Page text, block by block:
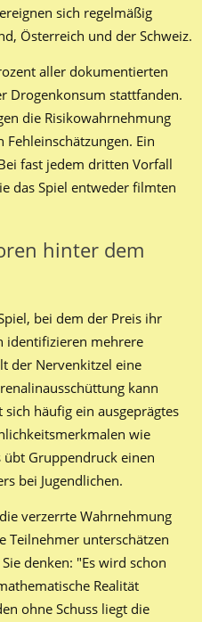
sich regelmäßig
Österreich und der Schweiz.
aller dokumentierten
Drogenkonsum stattfanden.
die Risikowahrnehmung
Ein
fast jedem dritten Vorfall
das Spiel entweder filmten
hinter dem
bei dem der Preis ihr
identifizieren mehrere
der Nervenkitzel eine
kann
häufig ein ausgeprägtes
wie
Gruppendruck einen
bei Jugendlichen.
verzerrte Wahrnehmung
Teilnehmer unterschätzen
denken: "Es wird schon
Realität
ohne Schuss liegt die